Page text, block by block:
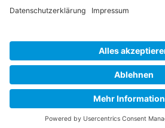
E-Mail:
Copyright ©
Sulzbach-
Kontakt|Impressum|
Cookie-